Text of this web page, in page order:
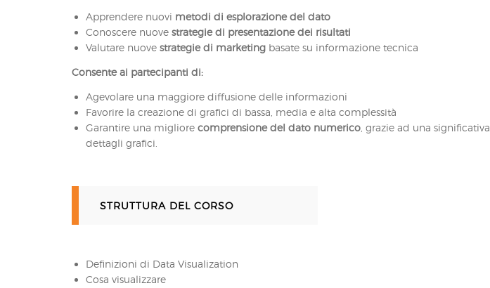
Apprendere nuovi metodi di esplorazione del dato
Conoscere nuove strategie di presentazione dei risultati
Valutare nuove strategie di marketing basate su informazione tecnica
Consente ai partecipanti di:
Agevolare una maggiore diffusione delle informazioni
Favorire la creazione di grafici di bassa, media e alta complessità
Garantire una migliore comprensione del dato numerico , grazie ad una significativa
dettagli grafici.
STRUTTURA DEL CORSO
Definizioni di Data Visualization
Cosa visualizzare